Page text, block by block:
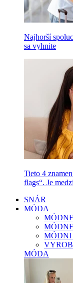
Najhorší
sa vyhnite
Tieto 4
flags“. Je
SNÁR
MÓDA
MÓDA